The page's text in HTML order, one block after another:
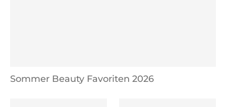
Sommer Beauty Favoriten 2026